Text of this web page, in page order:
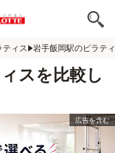
ティス 岩手飯岡駅のピラテ
スを比較し